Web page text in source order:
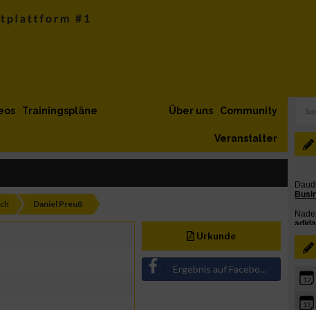
Trainingspläne Community
Über uns
Veranstalter
Daniel Preuß
Urkunde
Ergebnis auf Facebook teilen
12
13